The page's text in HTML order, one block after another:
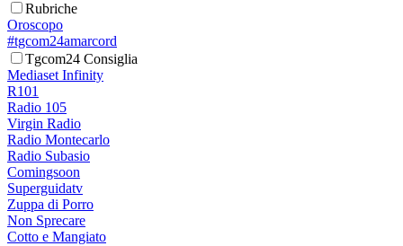
Rubriche
Oroscopo
#tgcom24amarcord
Tgcom24 Consiglia
Mediaset Infinity
R101
Radio 105
Virgin Radio
Radio Montecarlo
Radio Subasio
Comingsoon
Superguidatv
Zuppa di Porro
Non Sprecare
Cotto e Mangiato